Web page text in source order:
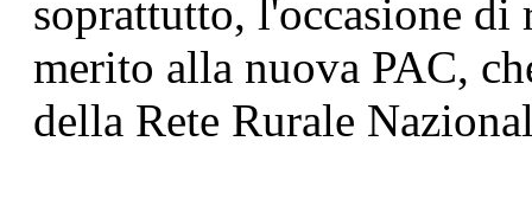
soprattutto, l'occasione
merito alla nuova PAC,
della Rete Rurale